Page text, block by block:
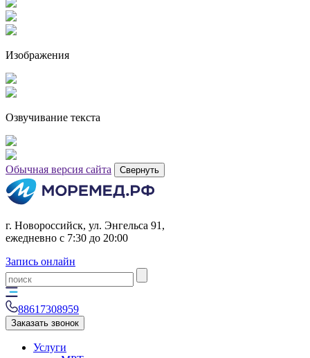
Изображения
Озвучивание текста
Обычная версия сайта Свернуть
г. Новороссийск, ул. Энгельса 91,
ежедневно с 7:30 до 20:00
Запись онлайн
88617308959
Заказать звонок
Услуги